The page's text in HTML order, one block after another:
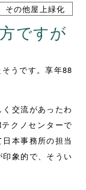
その他屋上緑化
ですが
うです。享年88
交流があったわ
クノセンターで
本事務所の担当
象的で、そうい